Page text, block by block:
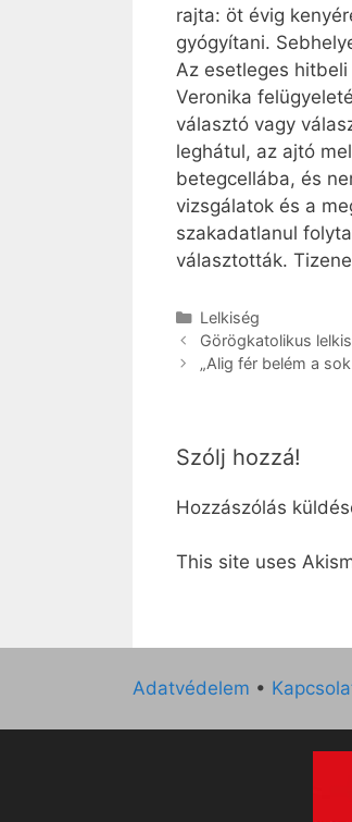
rajta: öt évig
gyógyítani.
Az esetleges
Veronika
választó vagy
leghátul, az ajtó
betegcellába, és
vizsgálatok és a
szakadatlanul
választották.
Kategória
Lelkiség
Görögkatolikus
„Alig fér belém a
Szólj hozzá!
Hozzászólás
This site uses
Adatvédelem •